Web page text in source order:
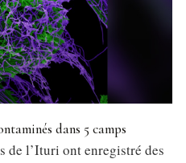
dans 5 camps
de l’Ituri ont enregistré des